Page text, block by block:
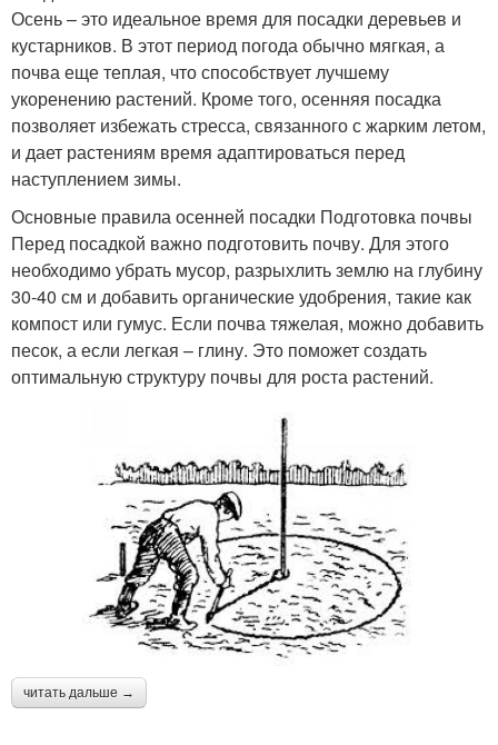
Осень – это идеальное время для посадки деревьев и
кустарников. В этот период погода обычно мягкая, а
почва еще теплая, что способствует лучшему
укоренению растений. Кроме того, осенняя посадка
позволяет избежать стресса, связанного с жарким летом,
и дает растениям время адаптироваться перед
наступлением зимы.
Основные правила осенней посадки Подготовка почвы
Перед посадкой важно подготовить почву. Для этого
необходимо убрать мусор, разрыхлить землю на глубину
30-40 см и добавить органические удобрения, такие как
компост или гумус. Если почва тяжелая, можно добавить
песок, а если легкая – глину. Это поможет создать
оптимальную структуру почвы для роста растений.
читать дальше →